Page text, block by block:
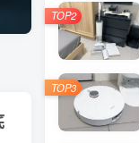
TOP2
TOP3